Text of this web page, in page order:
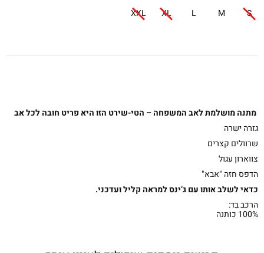
S
M
L
XL
XXL
מתנה מושלמת לאב המשפחה – הטי-שירט הזו היא פריט חובה לכל אב
גזרה ישרה
שרוולים קצרים
צווארון עגול
הדפס חזה "אבא"
כדאי לשלב אותו עם ג’ינס למראה קליל ועדכני.
הרכב בד:
100% כותנה